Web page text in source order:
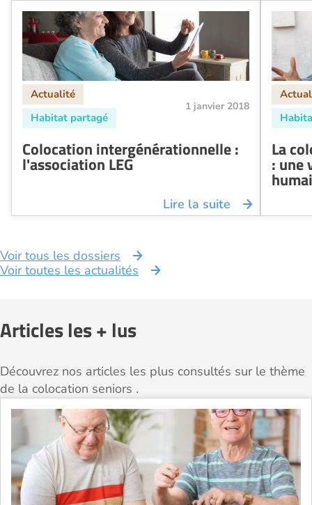
1 janvier 2018
Colocation intergénérationnelle :
l'association LEG
Lire la suite
La
: une
Voir tous les dossiers
Voir toutes les actualités
Articles les + lus
Découvrez nos articles les plus consultés sur le thème
de la colocation seniors .